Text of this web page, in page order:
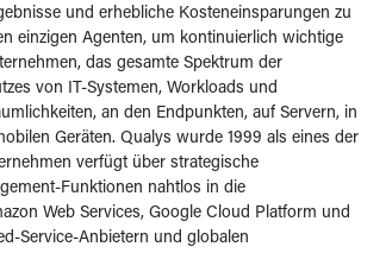
und erhebliche Kosteneinsparungen zu
einzigen Agenten, um kontinuierlich wichtige
das gesamte Spektrum der
von IT-Systemen, Workloads und
an den Endpunkten, auf Servern, in
Geräten. Qualys wurde 1999 als eines der
verfügt über strategische
Funktionen nahtlos in die
Web Services, Google Cloud Platform und
Service-Anbietern und globalen